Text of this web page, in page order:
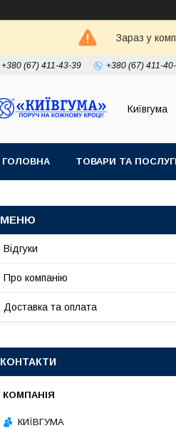
Зараз у
+380 (67) 411-43-39 +380 (67) 411-
Київгума
ГОЛОВНА ТОВАРИ ТА
Відгуки
Про компанію
Доставка та оплата
КОНТАКТИ
КИЇВГУМА